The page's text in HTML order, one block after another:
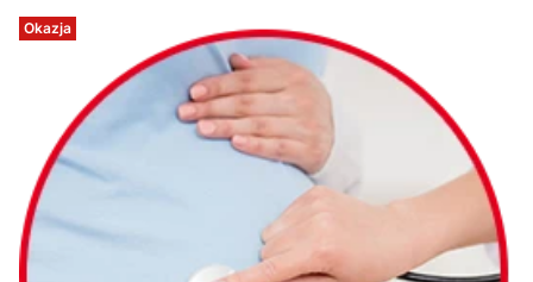
Okazja